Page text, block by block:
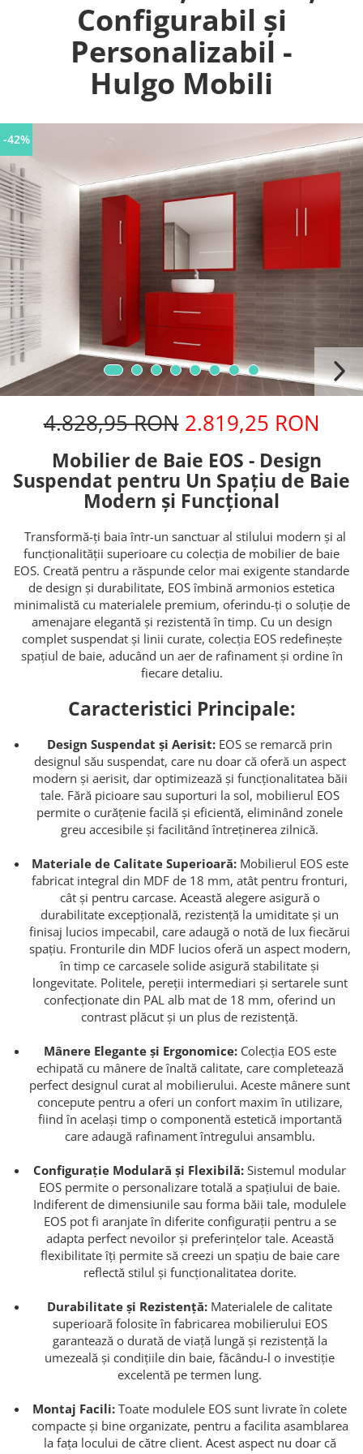
Configurabil și
Personalizabil -
Hulgo Mobili
-42%
4.828,95 RON 2.819,25 RON
Mobilier de Baie EOS - Design
Suspendat pentru Un Spațiu de Baie
Modern și Funcțional
Transformă-ți baia într-un sanctuar al stilului modern și al
funcționalității superioare cu colecția de mobilier de baie
EOS. Creată pentru a răspunde celor mai exigente standarde
de design și durabilitate, EOS îmbină armonios estetica
minimalistă cu materialele premium, oferindu-ți o soluție de
amenajare elegantă și rezistentă în timp. Cu un design
complet suspendat și linii curate, colecția EOS redefinește
spațiul de baie, aducând un aer de rafinament și ordine în
fiecare detaliu.
Caracteristici Principale:
Design Suspendat și Aerisit: EOS se remarcă prin
designul său suspendat, care nu doar că oferă un aspect
modern și aerisit, dar optimizează și funcționalitatea băii
tale. Fără picioare sau suporturi la sol, mobilierul EOS
permite o curățenie facilă și eficientă, eliminând zonele
greu accesibile și facilitând întreținerea zilnică.
Materiale de Calitate Superioară:Mobilierul EOS este
fabricat integral din MDF de 18 mm, atât pentru fronturi,
cât și pentru carcase. Această alegere asigură o
durabilitate excepțională, rezistență la umiditate și un
finisaj lucios impecabil, care adaugă o notă de lux fiecărui
spațiu. Fronturile din MDF lucios oferă un aspect modern,
în timp ce carcasele solide asigură stabilitate și
longevitate. Politele, pereții intermediari și sertarele sunt
confecționate din PAL alb mat de 18 mm, oferind un
contrast plăcut și un plus de rezistență.
Mânere Elegante și Ergonomice:Colecția EOS este
echipată cu mânere de înaltă calitate, care completează
perfect designul curat al mobilierului. Aceste mânere sunt
concepute pentru a oferi un confort maxim în utilizare,
fiind în același timp o componentă estetică importantă
care adaugă rafinament întregului ansamblu.
Configurație Modulară și Flexibilă: Sistemul modular
EOS permite o personalizare totală a spațiului de baie.
Indiferent de dimensiunile sau forma băii tale, modulele
EOS pot fi aranjate în diferite configurații pentru a se
adapta perfect nevoilor și preferințelor tale. Această
flexibilitate îți permite să creezi un spațiu de baie care
reflectă stilul și funcționalitatea dorite.
Durabilitate și Rezistență: Materialele de calitate
superioară folosite în fabricarea mobilierului EOS
garantează o durată de viață lungă și rezistență la
umezeală și condițiile din baie, făcându-l o investiție
excelentă pe termen lung.
Montaj Facili: Toate modulele EOS sunt livrate în colete
compacte și bine organizate, pentru a facilita asamblarea
la fața locului de către client. Acest aspect nu doar că